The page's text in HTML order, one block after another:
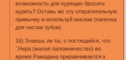
возможность для курящих бросить
курить? Оставь же эту отвратительную
привычку и используй мисвак (палочка
для чистки зубов).
16) Знаешь ли ты, о постящийся, что
`Умра (малое паломничество) во
время Рамадана приравнивается к